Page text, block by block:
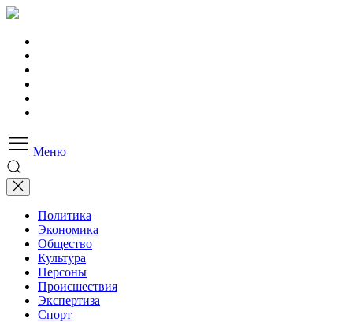
Меню
Политика
Экономика
Общество
Культура
Персоны
Происшествия
Экспертиза
Спорт